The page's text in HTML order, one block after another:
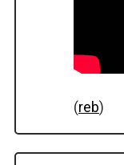
(reb)